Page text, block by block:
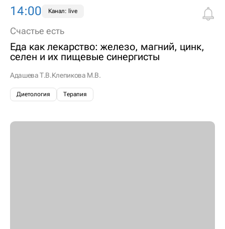
14:00 Канал: live
Счастье есть
Еда как лекарство: железо, магний, цинк,
селен и их пищевые синергисты
Адашева Т.В.Клепикова М.В.
Диетология Терапия